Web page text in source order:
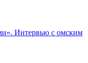
Интервью с омским